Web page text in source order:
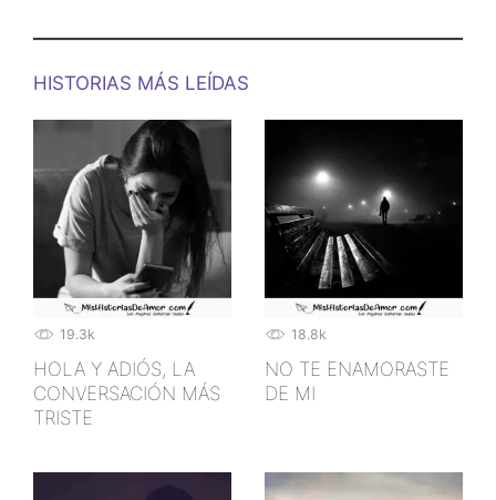
HISTORIAS MÁS LEÍDAS
19.3k
HOLA Y ADIÓS, LA
CONVERSACIÓN MÁS
TRISTE
18.8k
NO TE ENAMORASTE
DE MI